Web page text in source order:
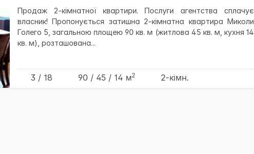
Продаж 2-кімнатної квартири. Послуги агентства сплачує
власник! Пропонується затишна 2-кімнатна квартира Миколи
Голего 5, загальною площею 90 кв. м (житлова 45 кв. м, кухня 14
кв. м), розташована...
3 / 18 90 / 45 / 14 м2 2-кімн.